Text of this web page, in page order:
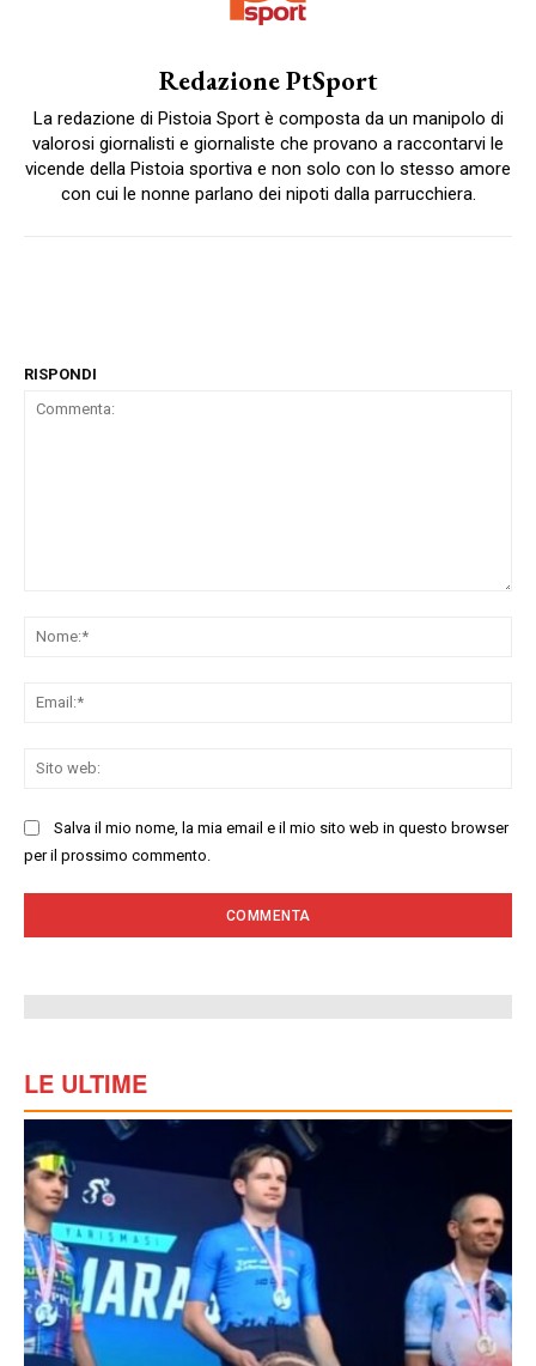
Redazione PtSport
La redazione di Pistoia Sport è composta da un manipolo di
valorosi giornalisti e giornaliste che provano a raccontarvi le
vicende della Pistoia sportiva e non solo con lo stesso amore
con cui le nonne parlano dei nipoti dalla parrucchiera.
RISPONDI
Salva il mio nome, la mia email e il mio sito web in questo browser
per il prossimo commento.
LE ULTIME